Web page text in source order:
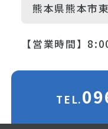
熊本県熊本市
【営業時間】
TEL.